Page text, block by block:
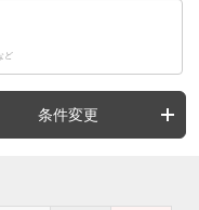
ど
条件変更